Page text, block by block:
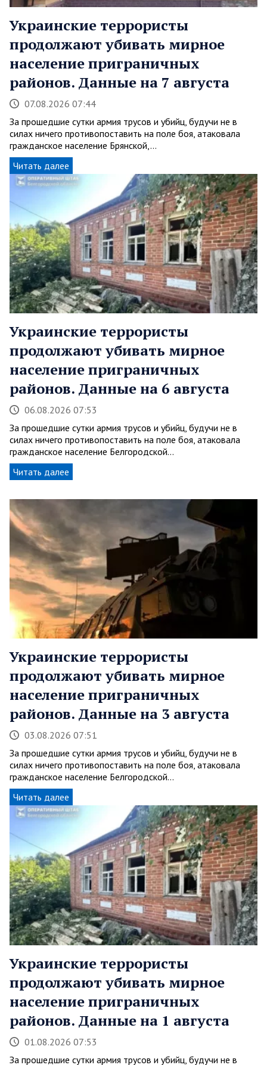
Украинские террористы
продолжают убивать мирное
население приграничных
районов. Данные на 7 августа
07.08.2026 07:44
За прошедшие сутки армия трусов и убийц, будучи не в
силах ничего противопоставить на поле боя, атаковала
гражданское население Брянской,…
Читать далее
Украинские террористы
продолжают убивать мирное
население приграничных
районов. Данные на 6 августа
06.08.2026 07:53
За прошедшие сутки армия трусов и убийц, будучи не в
силах ничего противопоставить на поле боя, атаковала
гражданское население Белгородской…
Читать далее
Украинские террористы
продолжают убивать мирное
население приграничных
районов. Данные на 3 августа
03.08.2026 07:51
За прошедшие сутки армия трусов и убийц, будучи не в
силах ничего противопоставить на поле боя, атаковала
гражданское население Белгородской…
Читать далее
Украинские террористы
продолжают убивать мирное
население приграничных
районов. Данные на 1 августа
01.08.2026 07:53
За прошедшие сутки армия трусов и убийц, будучи не в